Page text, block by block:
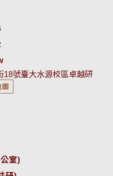
18號臺大水源校區卓越研
公室)